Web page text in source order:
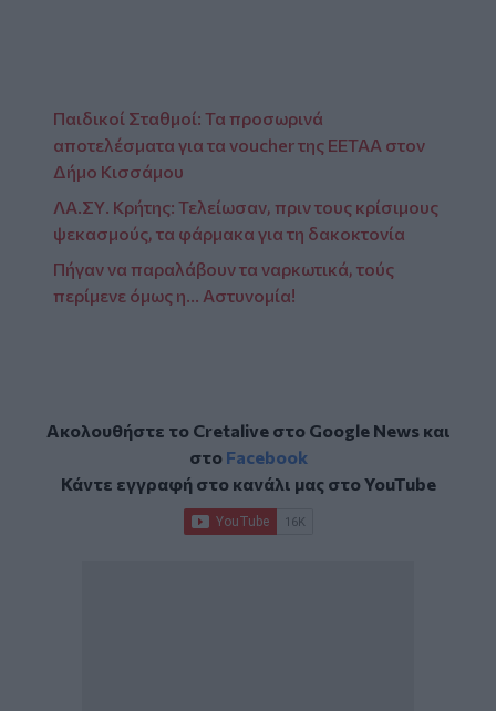
Παιδικοί Σταθμοί: Τα προσωρινά
αποτελέσματα για τα voucher της ΕΕΤΑΑ στον
Δήμο Κισσάμου
ΛΑ.ΣΥ. Κρήτης: Τελείωσαν, πριν τους κρίσιμους
ψεκασμούς, τα φάρμακα για τη δακοκτονία
Πήγαν να παραλάβουν τα ναρκωτικά, τούς
περίμενε όμως η... Αστυνομία!
Ακολουθήστε το Cretalive στο Google Newsκαι
στο Facebook
Κάντε εγγραφή στο κανάλι μας στοYouTube